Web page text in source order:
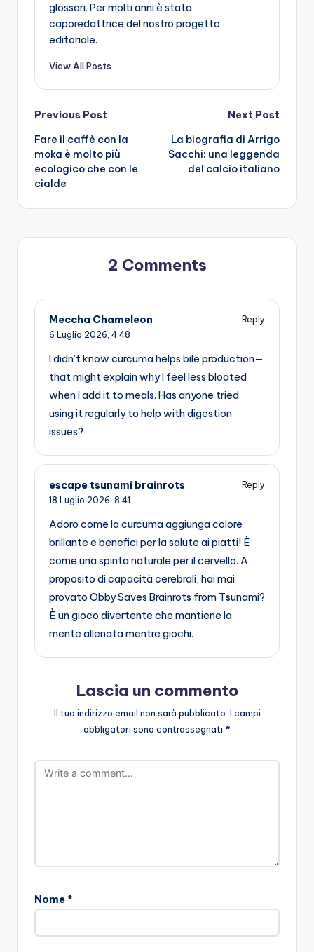
glossari. Per molti anni è stata
caporedattrice del nostro progetto
editoriale.
View All Posts
Post
navigation
Previous Post
Fare il caffè con la
moka è molto più
ecologico che con le
cialde
Next Post
La biografia di Arrigo
Sacchi: una leggenda
del calcio italiano
2 Comments
Meccha Chameleon
Reply
6 Luglio 2026, 4:48
I didn’t know curcuma helps bile production—
that might explain why I feel less bloated
when I add it to meals. Has anyone tried
using it regularly to help with digestion
issues?
escape tsunami brainrots
Reply
18 Luglio 2026, 8:41
Adoro come la curcuma aggiunga colore
brillante e benefici per la salute ai piatti! È
come una spinta naturale per il cervello. A
proposito di capacità cerebrali, hai mai
provato Obby Saves Brainrots from Tsunami?
È un gioco divertente che mantiene la
mente allenata mentre giochi.
Lascia un commento
Il tuo indirizzo email non sarà pubblicato. I campi
obbligatori sono contrassegnati *
Nome*